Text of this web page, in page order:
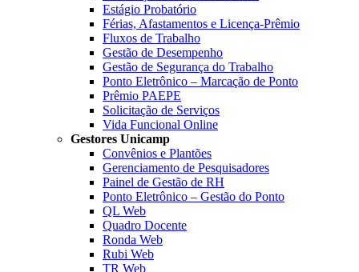
Estágio Probatório
Férias, Afastamentos e Licença-Prêmio
Fluxos de Trabalho
Gestão de Desempenho
Gestão de Segurança do Trabalho
Ponto Eletrônico – Marcação de Ponto
Prêmio PAEPE
Solicitação de Serviços
Vida Funcional Online
Gestores Unicamp
Convênios e Plantões
Gerenciamento de Pesquisadores
Painel de Gestão de RH
Ponto Eletrônico – Gestão do Ponto
QL Web
Quadro Docente
Ronda Web
Rubi Web
TR Web